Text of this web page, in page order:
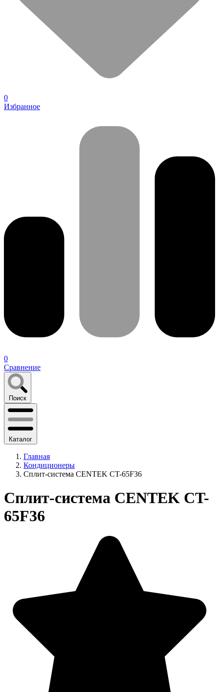
0
Избранное
0
Сравнение
Поиск
Каталог
Главная
Кондиционеры
Сплит-система CENTEK CT-65F36
Сплит-система CENTEK CT-
65F36